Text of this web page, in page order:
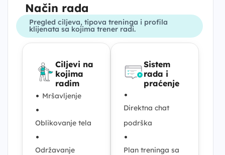
Način rada
Pregled ciljeva, tipova treninga i profila
klijenata sa kojima trener radi.
Ciljevi na
kojima
radim
• Mršavljenje
•
Oblikovanje tela
•
Održavanje
Sistem
rada i
praćenje
•
Direktna chat
podrška
•
Plan treninga sa